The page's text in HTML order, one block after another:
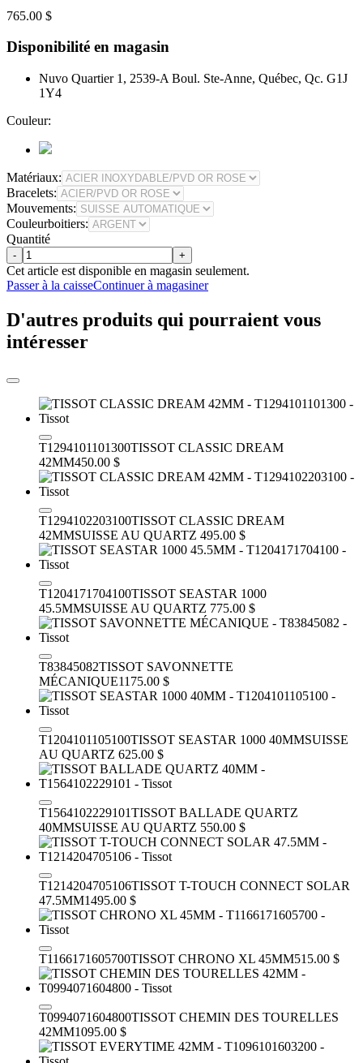
765.00 $
Disponibilité en magasin
Nuvo Quartier 1, 2539-A Boul. Ste-Anne, Québec, Qc. G1J
1Y4
Couleur:
Matériaux:
Bracelets:
Mouvements:
Couleurboitiers:
Quantité
- +
Cet article est disponible en magasin seulement.
Passer à la caisseContinuer à magasiner
D'autres produits qui pourraient vous
intéresser
T1294101101300TISSOT CLASSIC DREAM
42MM450.00 $
T1294102203100TISSOT CLASSIC DREAM
42MMSUISSE AU QUARTZ 495.00 $
T1204171704100TISSOT SEASTAR 1000
45.5MMSUISSE AU QUARTZ 775.00 $
T83845082TISSOT SAVONNETTE
MÉCANIQUE1175.00 $
T1204101105100TISSOT SEASTAR 1000 40MMSUISSE
AU QUARTZ 625.00 $
T1564102229101TISSOT BALLADE QUARTZ
40MMSUISSE AU QUARTZ 550.00 $
T1214204705106TISSOT T-TOUCH CONNECT SOLAR
47.5MM1495.00 $
T1166171605700TISSOT CHRONO XL 45MM515.00 $
T0994071604800TISSOT CHEMIN DES TOURELLES
42MM1095.00 $